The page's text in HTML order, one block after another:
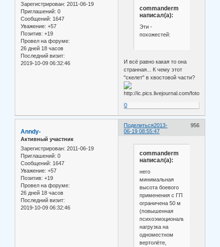
Зарегистрирован: 2011-06-19
Приглашений: 0
Сообщений: 1647
Уважение: +57
Позитив: +19
Провел на форуме:
26 дней 18 часов
Последний визит:
2019-10-09 06:32:46
commanderm
написал(а):
Эти -
похожестей:
И всё равно какая то она
странная... К чему этот
"скелет" в хвостовой части?
0
Поделиться 956
2013-
06-19 08:55:47
Anndy-
Активный участник
Зарегистрирован: 2011-06-19
Приглашений: 0
Сообщений: 1647
Уважение: +57
Позитив: +19
Провел на форуме:
26 дней 18 часов
Последний визит:
2019-10-09 06:32:46
commanderm
написал(а):
него
минимальная
высота боевого
применения с ГП
ограничена 50 м
(повышенная
психоэмоциональная
нагрузка на
одноместном
вертолёте,